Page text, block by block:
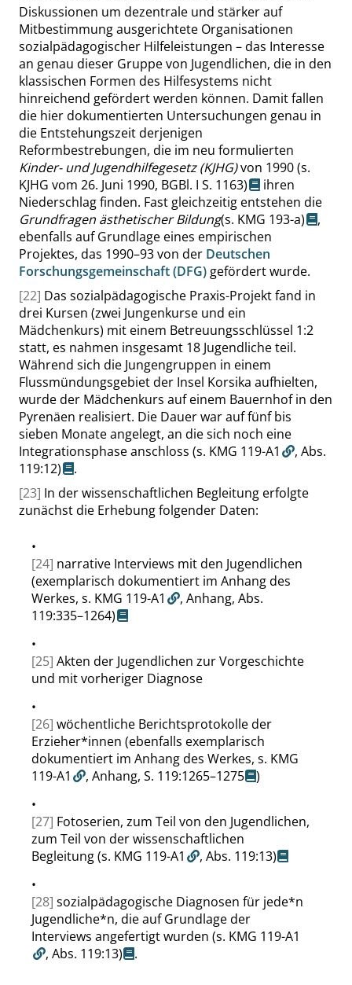
Diskussionen um dezentrale und stärker auf
Mitbestimmung ausgerichtete Organisationen
sozialpädagogischer Hilfeleistungen – das Interesse
an genau dieser Gruppe von Jugendlichen, die in den
klassischen Formen des Hilfesystems nicht
hinreichend gefördert werden können. Damit fallen
die hier dokumentierten Untersuchungen genau in
die Entstehungszeit derjenigen
Reformbestrebungen, die im neu formulierten
Kinder- und Jugendhilfegesetz (KJHG)von 1990(s.
KJHG vom 26. Juni 1990, BGBl. I S. 1163)
ihren
Niederschlag finden. Fast gleichzeitig entstehen die
Grundfragen ästhetischer Bildung(s. KMG 193-a)
,
ebenfalls auf Grundlage eines empirischen
Projektes, das 1990–93 von der Deutschen
Forschungsgemeinschaft (DFG) gefördert wurde.
[22] Das sozialpädagogische Praxis-Projekt fand in
drei Kursen (zwei Jungenkurse und ein
Mädchenkurs) mit einem Betreuungsschlüssel 1:2
statt, es nahmen insgesamt 18 Jugendliche teil.
Während sich die Jungengruppen in einem
Flussmündungsgebiet der Insel Korsika aufhielten,
wurde der Mädchenkurs auf einem Bauernhof in den
Pyrenäen realisiert. Die Dauer war auf fünf bis
sieben Monate angelegt, an die sich noch eine
Integrationsphase anschloss (s. KMG 119-A1 , Abs.
119:12)
.
[23] In der wissenschaftlichen Begleitung erfolgte
zunächst die Erhebung folgender Daten:
•
[24] narrative Interviews mit den Jugendlichen
(exemplarisch dokumentiert im Anhang des
Werkes, s. KMG 119-A1 , Anhang, Abs.
119:335–1264)
•
[25] Akten der Jugendlichen zur Vorgeschichte
und mit vorheriger Diagnose
•
[26] wöchentliche Berichtsprotokolle der
Erzieher*innen (ebenfalls exemplarisch
dokumentiert im Anhang des Werkes, s. KMG
119-A1
, Anhang, S. 119:1265–1275
)
•
[27] Fotoserien, zum Teil von den Jugendlichen,
zum Teil von der wissenschaftlichen
Begleitung(s. KMG 119-A1 , Abs. 119:13)
•
[28] sozialpädagogische Diagnosen für jede*n
Jugendliche*n, die auf Grundlage der
Interviews angefertigt wurden (s. KMG 119-A1
, Abs. 119:13) .